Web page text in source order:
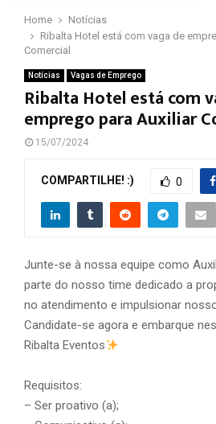
Home
Notícias
Ribalta Hotel está com vaga de
Comercial
Notícias Vagas de Emprego
Ribalta Hotel está com
emprego para Auxiliar
15/07/2024
COMPARTILHE! :) 0
Junte-se à nossa equipe como
parte do nosso time dedicado a
no atendimento e impulsionar
Candidate-se agora e embarque
Ribalta Eventos
Requisitos:
– Ser proativo (a);